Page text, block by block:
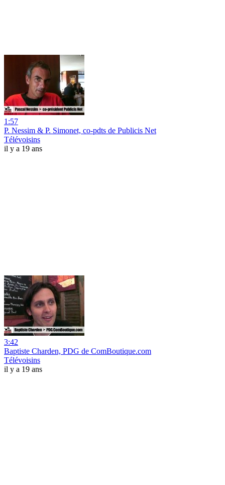
1:57
P. Nessim & P. Simonet, co-pdts de Publicis Net
Télévoisins
il y a 19 ans
3:42
Baptiste Charden, PDG de ComBoutique.com
Télévoisins
il y a 19 ans